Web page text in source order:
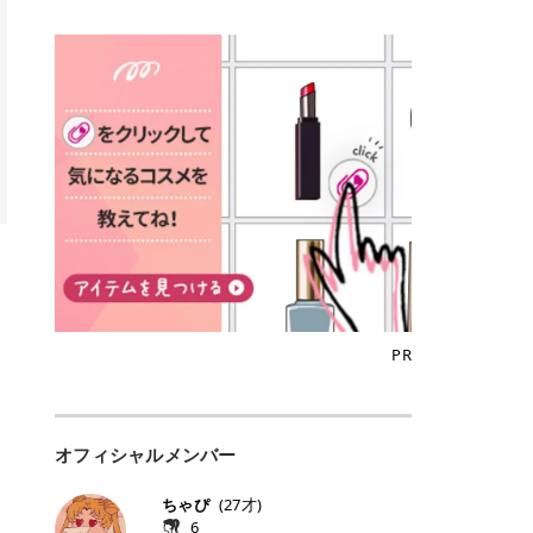
アとしても活用できます。 トナーパ
ッドの選び方 トナーパッドは、配合
成分やパッドの素材によって特徴が
異なります。 自分の肌悩みや理想の
仕上がりに合わせて選ぶことで、毎
日のスキンケアに取り入れやすくな
ります。 肌悩みに合わせて選ぶ パ
ッドの素材で選ぶ トナーパッドの使
い方 洗顔後すぐの清潔な肌に使用し
ます。 STEP1 エンボス面（凹凸
面）で顔全体をやさしく拭き取りま
す。 特に小鼻・あご・額など皮脂や
古い角質が気になる部分は丁寧にな
じませましょう。 STEP2 パッドを
裏返し、フラット面で顔全体をやさ
しく押さえながら化粧水をなじませ
キンケアを行います。 乾燥が気にな
パックとして使用するのもおすすめ
こからは、保湿ケアや肌荒れケア、
毛穴ケアなど目的別におすすめのト
するまでの期間や必要な施術回数が
大きな違いとして挙げられます！ 医
療脱毛は、医療機関（クリニックや
皮膚科など）だけで扱える高出力の
レーザーを使って、発毛組織にアプ
ローチする施術といわれています。
そのため、少ない回数で永久脱毛
（※）を目指すことができます。
（※永久脱毛とは一生毛が1本も生
えてこないという意味ではなく、ア
メリカの基準に基づき「長期間にわ
たって毛量が明らかに減少している
状態が維持されること」を指しま
のがメリットですが、毛根を破壊す
ます。 なお、医療脱毛は保険がきか
ない自由診療なので、クリニックに
います。だからこそ、しっかり比較
すい ラシャ メディオスターNeXT P
RO ジェントルYAGプロ 公式サイト
> ※医療脱毛は自由診療です。治療
には赤み、痒み、火傷、毛嚢炎、一
時的な硬毛化などのリスクが伴いま
す。 目次▼ 1. エミナルクリニック
の魅力とは？選ばれる3つの特徴 ・
最短6か月からの脱毛プランが選べ
る！ ・全国60院以上＆21時まで営
業！ ・痛みに配慮した医療脱毛器の
導入と肌トラブル対応 2. エミナル
クリニックの口コミ・評判 3. エミ
ナルクリニックの全身脱毛料金プラ
・追加費用がかからないシステム ・
リニックのお得な割引・キャンペー
で割引 ・ペア限定プラン｜家族や友
人と一緒にスタートできる ・他社か
ような血色感を演出するヌーディー
ピンク。 黄みと青みのバランスが良
く、自然になじむコーラル系カラー
です。 自然な血色感をプラスしてく
れるので、ナチュラルメイクとの相
性抜群。 可愛らしく、多幸感のある
印象に仕上がります。 ワインベリー
｜気品をまとうローズレッド 深みの
ある青みレッド。 大人っぽく華やか
な印象を与えるベリーカラーです。
ひと塗りで顔全体が華やかになり、
リップを主役にしたメイクが完成。
クールで上品な雰囲気を演出できま
ニュートラルな発色で、肌色を選び
落ち着いた印象に仕上がり、オン・
いめメイクにもカジュアルメイクに
もマッチします。 ラズベリーケーキ
ーグロスが広がり、ふっくらボリュ
フティングしたような、新しいリッ
プティンググロス💄 実際に使用した
方のクチコミ > 5 > プルプル > 唇に
塗るPDRNグロス > > AMUSE ジェ
ルフィットグロス > > ぷっくりツヤ
ツヤだけどベタっとした感じはなく
て使いやすいですね。プランピング
効果で少しスーッとします。ここは
好き嫌いがあるかもしれませんが慣
チップは片面がツルツル、片面がモ
ケモケになってます。 > > 桜グロス
【日本限定色】：上品なピンクベー
も上品で使いやすい色ですね。すも
いるので華やかそうに見えるけど、
> > スキンケア成分が配合されてい
て保湿もしっかりしてくれます。最
も、＠cosmeも、いつものコスメ購
入を“ちょっとお得”に変えられるの
が、トラミーリワードです✨ 今回
は、トラミーリワードの特徴や活用
方法、美容好きさんにおすすめな理
由を詳しくご紹介します！ トラミー
リワードとは？ 「トラミーリワー
ド」は、東証グロース上場企業であ
る株式会社アイズが運営する、安
心・安全なポイントサイト機能で
す。 トラミーリワードは、トラミー
会員向けのポイントサービスです。
対象ショップやサービスを利用する
ことでポイントを獲得でき、貯まっ
たポイントはAmazonギフト券やド
ットマネーなどに交換できます。 普
イ活初心者でも始めやすいのが魅力
段よく使っているコスメ通販サイト
けでポイントが貯まるのが大きな魅
力です✨ 例えば、、、 ・メガ割の
PR
オフィシャルメンバー
ちゃぴ (27才)
6